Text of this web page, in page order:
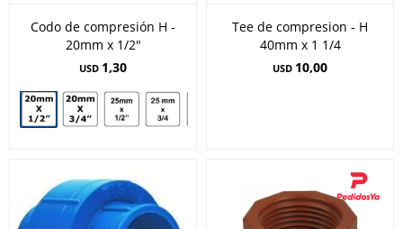
Codo de compresión H -
20mm x 1/2"
USD 1,30
Tee de compresion - H
40mm x 1 1/4
USD 10,00